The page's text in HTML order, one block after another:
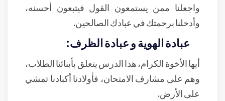
واجعلنا ممن يستمعون القول فيتبعون أحسنه،
وأدخلنا برحمتك في عبادك الصالحين.
عبادة الهوية و عبادة الظرف:
أيها الأخوة الكرام، هذا الدرس يتعلق بأبنائنا الطلاب،
وهم على مشارف الامتحان، فأولادنا أكبادنا تمشي
على الأرض.